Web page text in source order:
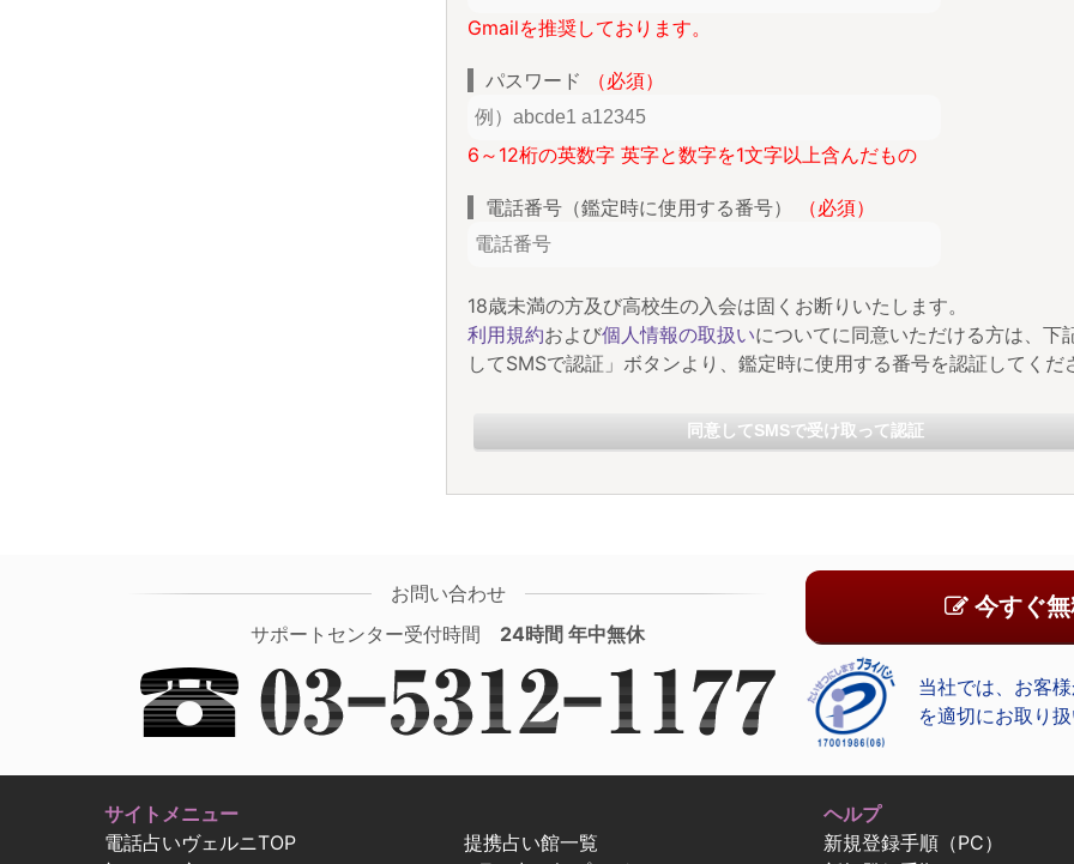
Gmailを推奨しております。
パスワード （必須）
6～12桁の英数字 英字と数字を1文字以上含んだもの
電話番号（鑑定時に使用する番号） （必須）
18歳未満の方及び高校生の入会は固くお断りいたします。
利用規約および個人情報の取扱いについてに同意いただける方は、下
してSMSで認証」ボタンより、鑑定時に使用する番号を認証してくだ
同意してSMSで受け取って認証
お問い合わせ
サポートセンター受付時間 24時間 年中無休
今すぐ無
当社では、お客
を適切にお取り
サイトメニュー
電話占いヴェルニTOP
提携占い館一覧
ヘルプ
新規登録手順（PC）